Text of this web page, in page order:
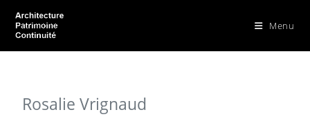
Menu
Rosalie Vrignaud